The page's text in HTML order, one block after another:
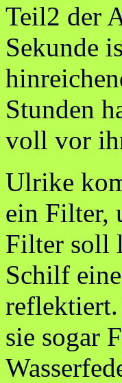
Teil2 der
Sekunde
Stunden
voll vor
Ulrike
ein Filter,
Filter soll
Schilf
reflektiert.
sie sogar